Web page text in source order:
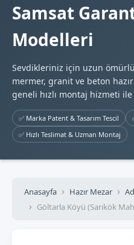
Samsat
Modelleri
Sevdikleriniz için uzun
mermer, granit ve beton
geneli hızlı montaj hizmeti ile
✅ Marka Patent & Tasarım Tescil
✅ Hızlı Teslimat & Uzman Montaj
Anasayfa Hazır Mezar
Göltarla Köyü (Sarıkök